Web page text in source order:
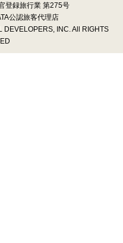
登録旅行業 第275号
公認旅客代理店
INC. All RIGHTS